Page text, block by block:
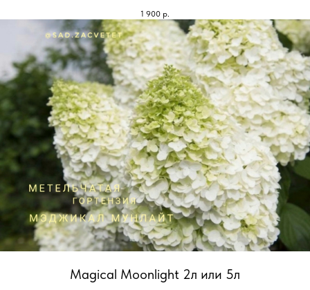
1 900 р.
Magical Moonlight 2л или 5л